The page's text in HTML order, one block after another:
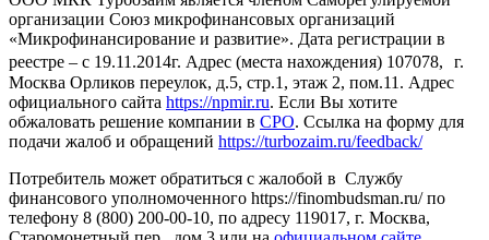
организации Союз микрофинансовых организаций
«Микрофинансирование и развитие». Дата регистрации в
реестре – с 19.11.2014г. Адрес (места нахождения) 107078, г.
Москва Орликов переулок, д.5, стр.1, этаж 2, пом.11. Адрес
официального сайта https://npmir.ru. Если Вы хотите
обжаловать решение компании в СРО. Ссылка на форму для
подачи жалоб и обращений https://turbozaim.ru/feedback/
Потребитель может обратиться с жалобой в Службу
финансового уполномоченного https://finombudsman.ru/ по
телефону 8 (800) 200-00-10, по адресу 119017, г. Москва,